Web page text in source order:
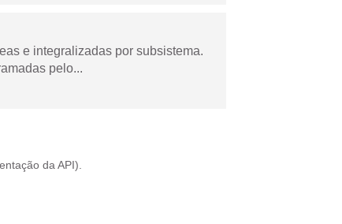
e integralizadas por subsistema.
pelo...
da API ).